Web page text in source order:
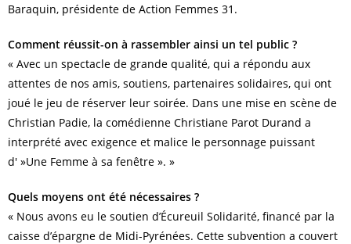
Baraquin, présidente de Action Femmes 31.
Comment réussit-on à rassembler ainsi un tel public ?
« Avec un spectacle de grande qualité, qui a répondu aux
attentes de nos amis, soutiens, partenaires solidaires, qui ont
joué le jeu de réserver leur soirée. Dans une mise en scène de
Christian Padie, la comédienne Christiane Parot Durand a
interprété avec exigence et malice le personnage puissant
d' »Une Femme à sa fenêtre ». »
Quels moyens ont été nécessaires ?
« Nous avons eu le soutien d’Écureuil Solidarité, financé par la
caisse d’épargne de Midi-Pyrénées. Cette subvention a couvert